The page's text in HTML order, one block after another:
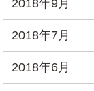
2018年9月
2018年7月
2018年6月